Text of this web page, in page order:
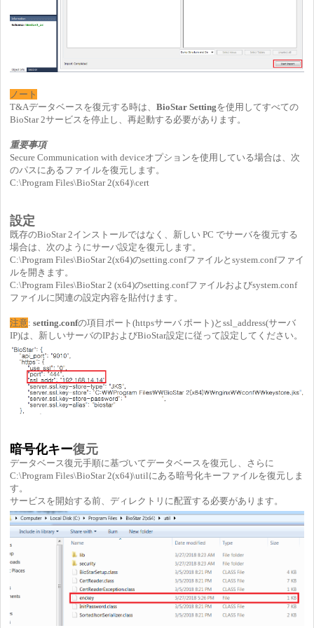
ノート
T&Aデータベースを復元する時は、 BioStar Settingを使用してすべての
BioStar 2サービスを停止し、再起動する必要があります。
重要事項
Secure Communication with deviceオプションを使用している場合は、次
のパスにあるファイルを復元します。
C:\Program Files\BioStar 2(x64)\cert
設定
既存のBioStar 2インストールではなく、新しい PC でサーバを復元する
場合は、次のようにサーバ設定を復元します。
C:\Program Files\BioStar 2(x64)のsetting.confファイルとsystem.confファイ
ルを開きます。
C:\Program Files\BioStar 2 (x64)のsetting.confファイルおよびsystem.conf
ファイルに関連の設定内容を貼付けます。
注意: setting.confの項目ポート(httpsサーバ ポート)とssl_address(サーバ
IP)は、新しいサーバのIPおよびBioStar設定に従って設定してください。
暗号化キー復元
データベース復元手順に基づいてデータベースを復元し、さらに
C:\Program Files\BioStar 2(x64)\utilにある暗号化キーファイルを復元しま
す。
サービスを開始する前、ディレクトリに配置する必要があります。